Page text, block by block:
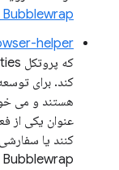
Bubblewrap را
helper
هستند و می
کنند یا